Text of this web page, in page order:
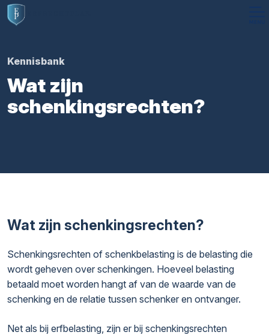
Kennisbank
Wat zijn
schenkingsrechten?
Wat zijn schenkingsrechten?
Schenkingsrechten of schenkbelasting is de belasting die
wordt geheven over schenkingen. Hoeveel belasting
betaald moet worden hangt af van de waarde van de
schenking en de relatie tussen schenker en ontvanger.
Net als bij erfbelasting, zijn er bij schenkingsrechten